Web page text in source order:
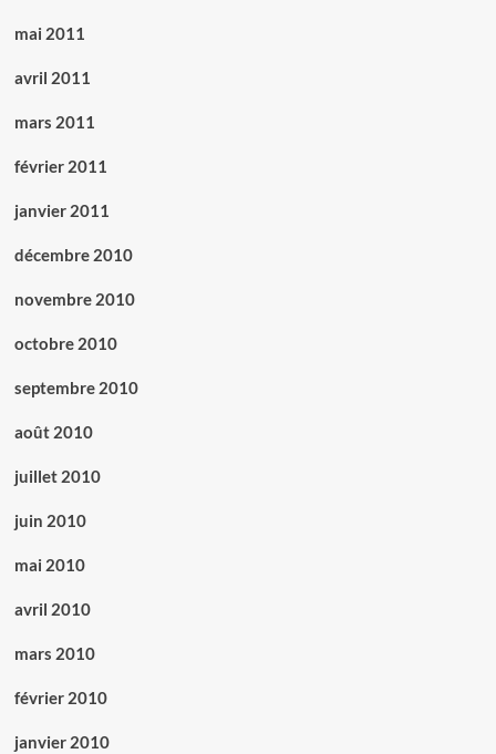
mai 2011
avril 2011
mars 2011
février 2011
janvier 2011
décembre 2010
novembre 2010
octobre 2010
septembre 2010
août 2010
juillet 2010
juin 2010
mai 2010
avril 2010
mars 2010
février 2010
janvier 2010